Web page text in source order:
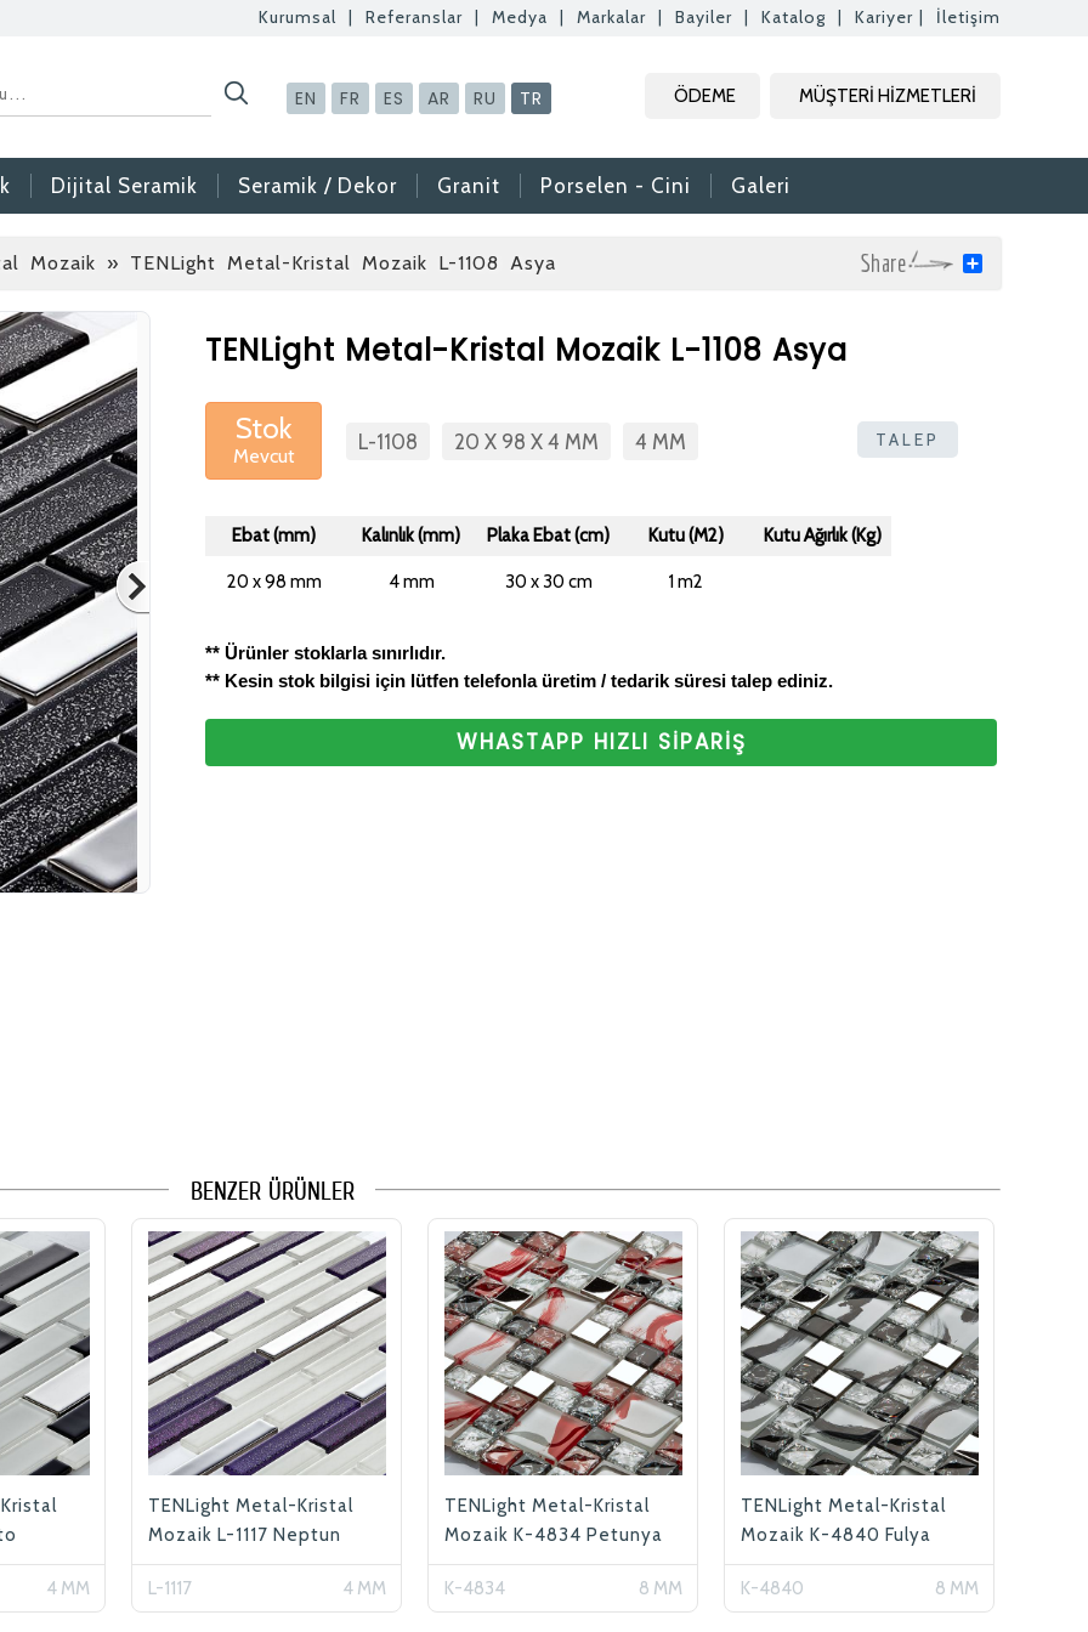
Kurumsal | Referanslar | Medya | Markalar | Bayiler | Katalog | Kariyer | İletişim
EN FR ES AR RU TR ÖDEME MÜŞTERİ HİZMETLERİ
Dijital Seramik Seramik / Dekor Granit Porselen - Cini Galeri
Mozaik » TENLight Metal-Kristal Mozaik L-1108 Asya
TENLight Metal-Kristal Mozaik L-1108 Asya
Stok
Mevcut
L-1108 20 X 98 X 4 MM 4 MM TALEP
Ebat (mm) Kalınlık (mm) Plaka Ebat (cm) Kutu (M2) Kutu Ağırlık (Kg)
20 x 98 mm 4 mm 30 x 30 cm 1 m2
** Ürünler stoklarla sınırlıdır.
** Kesin stok bilgisi için lütfen telefonla üretim / tedarik süresi talep ediniz.
WHASTAPP HIZLI SİPARİŞ
BENZER ÜRÜNLER
4 MM
TENLight Metal-Kristal
Mozaik L-1117 Neptun
L-1117 4 MM
TENLight Metal-Kristal
Mozaik K-4834 Petunya
K-4834 8 MM
TENLight Metal-Kristal
Mozaik K-4840 Fulya
K-4840 8 MM
Betaş Cam Mozaik
gönderdikten sonra tarafımıza bilgi
Özgeçmişlerinizi yandaki formdan
bizlere ulaştırabilirsiniz. Bizi tercih